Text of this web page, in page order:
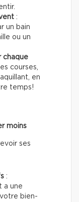
:
un bain
ou un
chaque
courses,
en
temps!
moins
ses
:
a une
bien-